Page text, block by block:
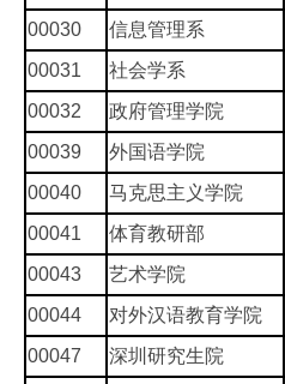
00030
信息管理系
00031
社会学系
00032
政府管理学院
00039
外国语学院
00040
马克思主义学院
00041
体育教研部
00043
艺术学院
00044
对外汉语教育学院
00047
深圳研究生院